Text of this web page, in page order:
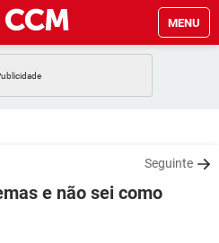
MENU
GMAIL
WHATSAPP
Seguinte
e não sei como